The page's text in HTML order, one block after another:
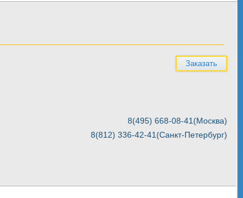
Заказать
8(495) 668-08-41(Москва)
8(812) 336-42-41(Санкт-Петербург)